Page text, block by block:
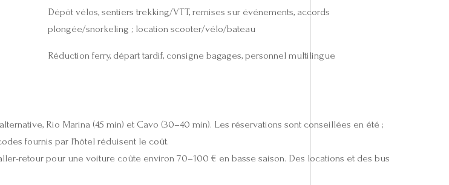
Dépôt vélos, sentiers trekking/VTT, remises sur événements, accords
plongée/snorkeling ; location scooter/vélo/bateau
Réduction ferry, départ tardif, consigne bagages, personnel multilingue
Rio Marina (45 min) et Cavo (30–40 min). Les réservations sont conseillées en été ;
fournis par l’hôtel réduisent le coût.
retour pour une voiture coûte environ 70–100 € en basse saison. Des locations et des bus